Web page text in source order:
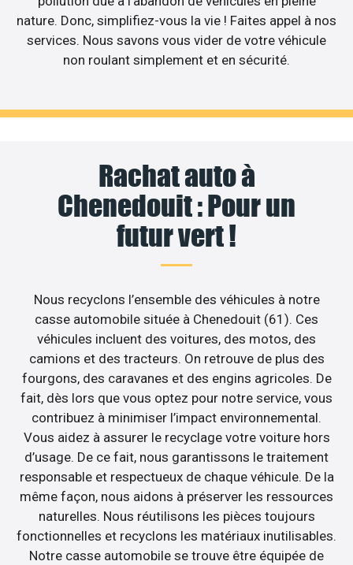
nature. Donc, simplifiez-vous la vie ! Faites appel à nos
services. Nous savons vous vider de votre véhicule
non roulant simplement et en sécurité.
Rachat auto à
Chenedouit : Pour un
futur vert !
Nous recyclons l’ensemble des véhicules à notre
casse automobile située à Chenedouit (61). Ces
véhicules incluent des voitures, des motos, des
camions et des tracteurs. On retrouve de plus des
fourgons, des caravanes et des engins agricoles. De
fait, dès lors que vous optez pour notre service, vous
contribuez à minimiser l’impact environnemental.
Vous aidez à assurer le recyclage votre voiture hors
d’usage. De ce fait, nous garantissons le traitement
responsable et respectueux de chaque véhicule. De la
même façon, nous aidons à préserver les ressources
naturelles. Nous réutilisons les pièces toujours
fonctionnelles et recyclons les matériaux inutilisables.
Notre casse automobile se trouve être équipée de